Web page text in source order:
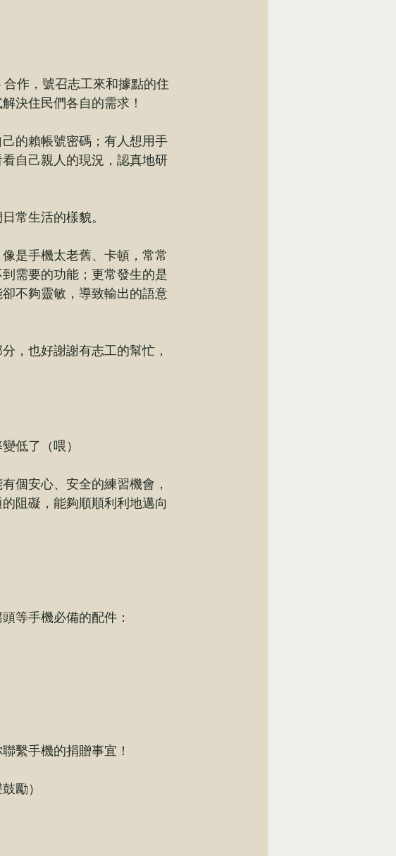
合作，號召志工來和據點的住
決住民們各自的需求！
的賴帳號密碼；有人想用手
自己親人的現況，認真地研
常生活的樣貌。
是手機太老舊、卡頓，常常
需要的功能；更常發生的是
不夠靈敏，導致輸出的語意
，也好謝謝有志工的幫忙，
低了（喂）
個安心、安全的練習機會，
阻礙，能夠順順利利地邁向
等手機必備的配件：
繫手機的捐贈事宜！
勵）